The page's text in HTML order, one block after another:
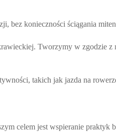
bez konieczności ściągania
Tworzymy w zgodzie z
takich jak jazda na
celem jest wspieranie praktyk